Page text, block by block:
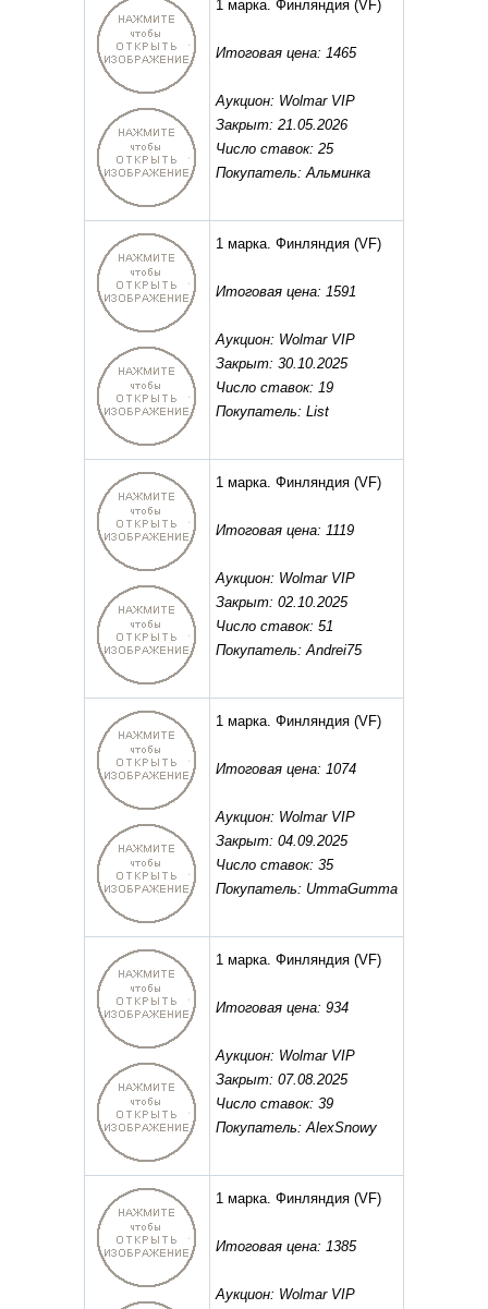
1 марка. Финляндия (VF)
Итоговая цена: 1465
Аукцион: Wolmar VIP
Закрыт: 21.05.2026
Число ставок: 25
Покупатель: Альминка
1 марка. Финляндия (VF)
Итоговая цена: 1591
Аукцион: Wolmar VIP
Закрыт: 30.10.2025
Число ставок: 19
Покупатель: List
1 марка. Финляндия (VF)
Итоговая цена: 1119
Аукцион: Wolmar VIP
Закрыт: 02.10.2025
Число ставок: 51
Покупатель: Andrei75
1 марка. Финляндия (VF)
Итоговая цена: 1074
Аукцион: Wolmar VIP
Закрыт: 04.09.2025
Число ставок: 35
Покупатель: UmmaGumma
1 марка. Финляндия (VF)
Итоговая цена: 934
Аукцион: Wolmar VIP
Закрыт: 07.08.2025
Число ставок: 39
Покупатель: AlexSnowy
1 марка. Финляндия (VF)
Итоговая цена: 1385
Аукцион: Wolmar VIP